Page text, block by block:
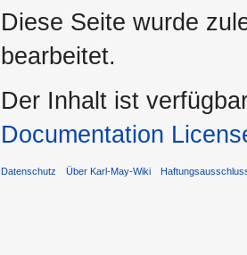
Diese Seite wurde
bearbeitet.
Der Inhalt ist
Documentation
Datenschutz Über Karl-May-Wiki